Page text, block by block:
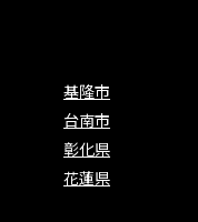
基隆市
台南市
彰化県
花蓮県